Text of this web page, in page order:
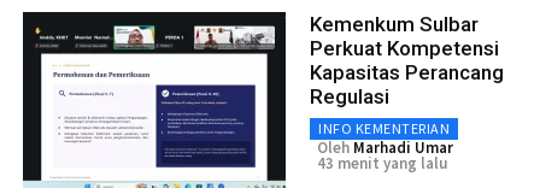
Kemenkum Sulbar
Perkuat Kompetensi
Kapasitas Perancang
Regulasi
INFO KEMENTERIAN
Oleh Marhadi Umar
43 menit yang lalu